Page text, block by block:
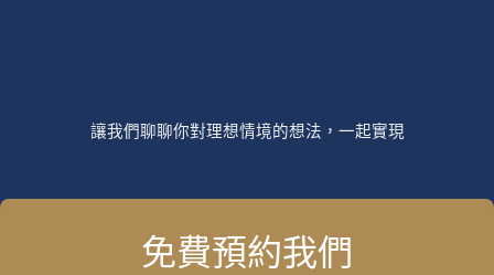
讓我們聊聊你對理想情境的想法，一起實現
免費預約我們